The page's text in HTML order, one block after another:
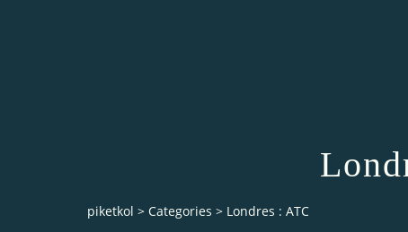
piketkol > Categories > Londres : ATC